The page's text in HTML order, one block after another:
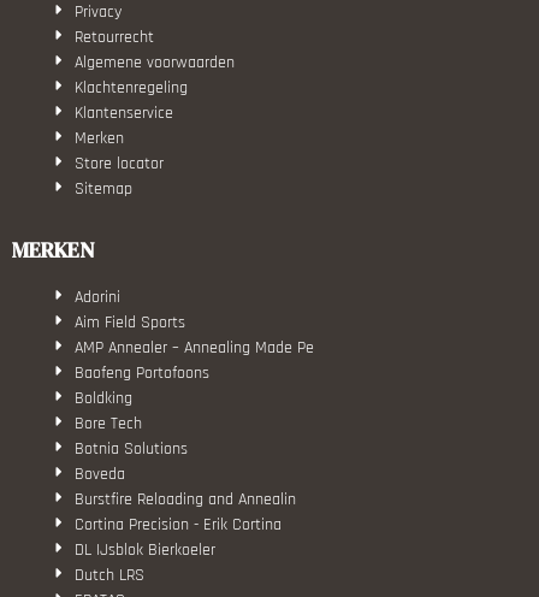
Privacy
Retourrecht
Algemene voorwaarden
Klachtenregeling
Klantenservice
Merken
Store locator
Sitemap
MERKEN
Adorini
Aim Field Sports
AMP Annealer – Annealing Made Pe
Baofeng Portofoons
Boldking
Bore Tech
Botnia Solutions
Boveda
Burstfire Reloading and Annealin
Cortina Precision - Erik Cortina
DL IJsblok Bierkoeler
Dutch LRS